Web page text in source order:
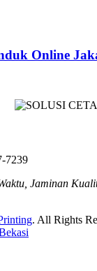
Online
7239
Jaminan
. All Rights